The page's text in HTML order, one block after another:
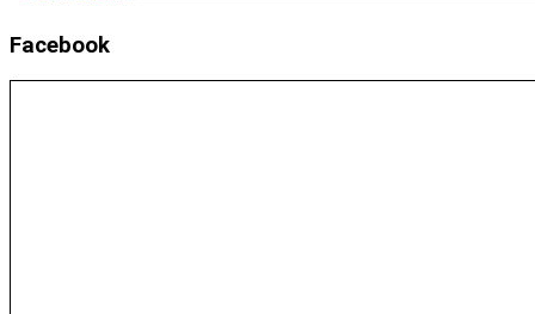
Facebook